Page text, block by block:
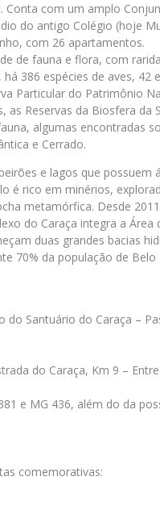
Conta com um amplo
do antigo Colégio (hoje
com 26 apartamentos.
de fauna e flora, com
386 espécies de aves, 42
Particular do Patrimônio
as Reservas da Biosfera da
algumas encontradas
e Cerrado.
e lagos que
é rico em minérios,
metamórfica. Desde
do Caraça integra a Área
duas grandes bacias
70% da população de
do Santuário do Caraça –
do Caraça, Km 9 –
e MG 436, além do da
comemorativas: